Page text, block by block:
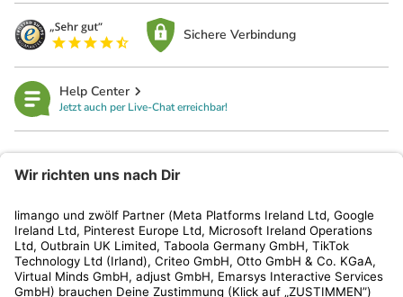
Sichere Verbindung
Help Center
Jetzt auch per Live-Chat erreichbar!
Kundenservice
Shop